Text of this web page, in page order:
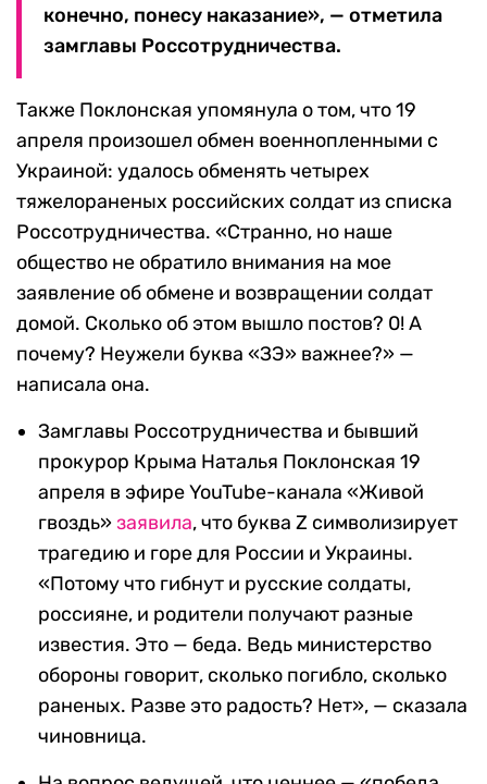
конечно, понесу наказание», — отметила
замглавы Россотрудничества.
Также Поклонская упомянула о том, что 19
апреля произошел обмен военнопленными с
Украиной: удалось обменять четырех
тяжелораненых российских солдат из списка
Россотрудничества. «Странно, но наше
общество не обратило внимания на мое
заявление об обмене и возвращении солдат
домой. Сколько об этом вышло постов? 0! А
почему? Неужели буква «ЗЭ» важнее?» —
написала она.
Замглавы Россотрудничества и бывший
прокурор Крыма Наталья Поклонская 19
апреля в эфире YouTube-канала «Живой
гвоздь»заявила, что буква Z символизирует
трагедию и горе для России и Украины.
«Потому что гибнут и русские солдаты,
россияне, и родители получают разные
известия. Это — беда. Ведь министерство
обороны говорит, сколько погибло, сколько
раненых. Разве это радость? Нет», — сказала
чиновница.